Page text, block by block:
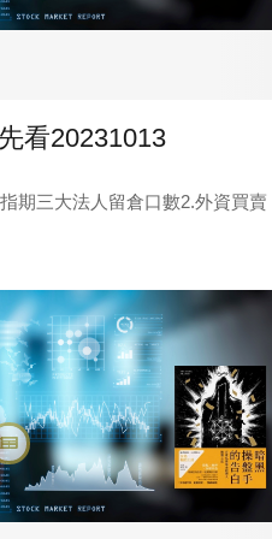
看20231013
期三大法人留倉口數2.外資買賣